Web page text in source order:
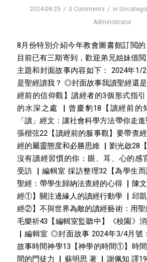
2024-08-25 / 0 Comments / in
Administrator
8月份特別介紹今年教會圖書館訂閲的
目前已有三期寄到，歡迎弟兄姐妹借
主題和封面故事内容如下： 2024年1/
是聖經讀我？ ◎封面故事我讀聖經還
經前的信仰觀】讀經者的3個形式指
的水深之處 ▏曾慶豹18【讀經前的
「讀」經文：讓社會科學方法帶你走
張楷弦22【讀經前的服事觀】要帶查
經的屬靈態度和必勝思維 ▏劉光啟28
沒有讀經習慣的你：眼、耳、心的
受訪 ▏編輯室 採訪整理32【為學生
聖經：帶學生歸納法查經的心得 ▏陳
經①】關注邊緣人的讀經行動學 ▏邱
經②】不與世界為敵的讀經藝術：用聖
毛樂祈43【編輯室監聽中】《校園》
▏編輯室 ◎封面故事 2024年3/4月
故事時間神學13【神學的時間①】時
間的門徒力 ▏蘇明思 著 ▏謝佩知 譯